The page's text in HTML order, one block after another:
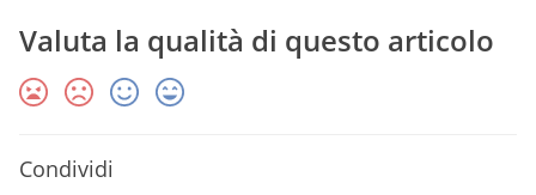
Valuta la qualità di questo articolo
Condividi